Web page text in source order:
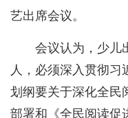
艺出席会议。
会议认为，少儿
人，必须深入贯彻习
划纲要关于深化全民
部署和《全民阅读促